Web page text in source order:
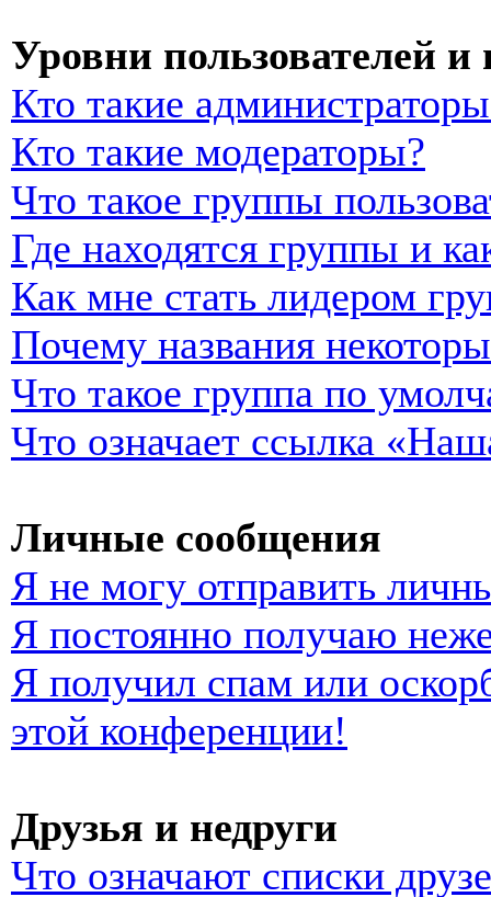
Уровни пользователей
Кто такие
Кто такие модераторы?
Что такое группы
Где находятся группы и
Как мне стать лидером
Почему названия
Что такое группа по
Что означает ссылка
Личные сообщения
Я не могу отправить
Я постоянно получаю
Я получил спам или
этой конференции!
Друзья и недруги
Что означают списки